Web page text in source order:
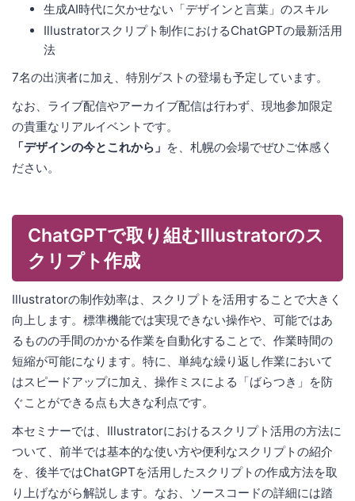
生成AI時代に欠かせない「デザインと言葉」のスキル
Illustratorスクリプト制作におけるChatGPTの最新活用
法
7名の出演者に加え、特別ゲストの登場も予定しています。
なお、ライブ配信やアーカイブ配信は行わず、現地参加限定
の貴重なリアルイベントです。
「デザインの今とこれから」 を、札幌の会場でぜひご体感く
ださい。
ChatGPTで取り組むIllustratorのス
クリプト作成
Illustratorの制作効率は、スクリプトを活用することで大きく
向上します。標準機能では実現できない操作や、可能ではあ
るものの手間のかかる作業を自動化することで、作業時間の
短縮が可能になります。特に、単純な繰り返し作業において
はスピードアップに加え、操作ミスによる「ばらつき」を防
ぐことができる点も大きな利点です。
本セミナーでは、Illustratorにおけるスクリプト活用の方法に
ついて、前半では基本的な使い方や便利なスクリプトの紹介
を、後半ではChatGPTを活用したスクリプトの作成方法を取
り上げながら解説します。なお、ソースコードの詳細には踏